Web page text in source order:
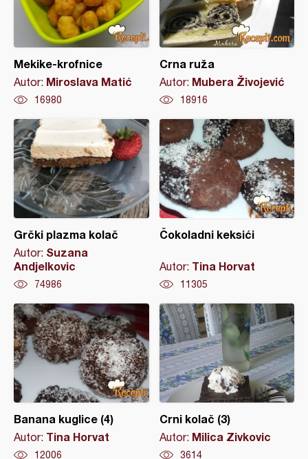
Mekike-krofnice
Autor: Miroslava Matić
16980
Crna ruža
Autor: Mubera Živojević
18916
Grčki plazma kolač
Autor: Suzana
Andjelkovic
74986
Čokoladni keksići
Autor: Tina Horvat
11305
Banana kuglice (4)
Autor: Tina Horvat
12006
Crni kolač (3)
Autor: Milica Zivkovic
3614